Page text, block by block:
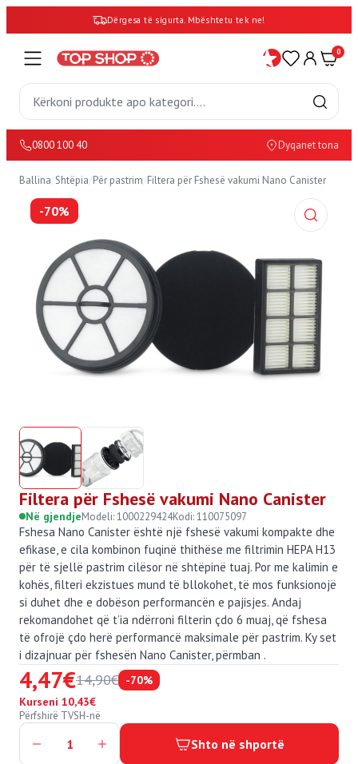
Dërgesa të sigurta. Mbështetu tek ne!
0
0800 100 40 Dyqanet tona
Ballina Shtëpia Për pastrim Filtera për Fshesë vakumi Nano Canister
-70%
Filtera për Fshesë vakumi Nano Canister
Në gjendjeModeli:1000229424Kodi:110075097
Fshesa Nano Canister është një fshesë vakumi kompakte dhe
efikase, e cila kombinon fuqinë thithëse me filtrimin HEPA H13
për të sjellë pastrim cilësor në shtëpinë tuaj. Por me kalimin e
kohës, filteri ekzistues mund të bllokohet, të mos funksionojë
si duhet dhe e dobëson performancën e pajisjes. Andaj
rekomandohet që t’ia ndërroni filterin çdo 6 muaj, që fshesa
të ofrojë çdo herë performancë maksimale për pastrim. Ky set
i dizajnuar për fshesën Nano Canister, përmban .
4,47€14,90€ -70%
Kurseni 10,43€
Përfshirë TVSH-në
Shto në shportë